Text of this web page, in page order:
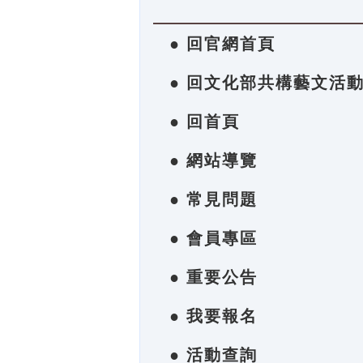
● 回官網首頁
● 回文化部共構藝文活
● 回首頁
● 網站導覽
● 常見問題
● 會員專區
● 重要公告
● 我要報名
● 活動查詢